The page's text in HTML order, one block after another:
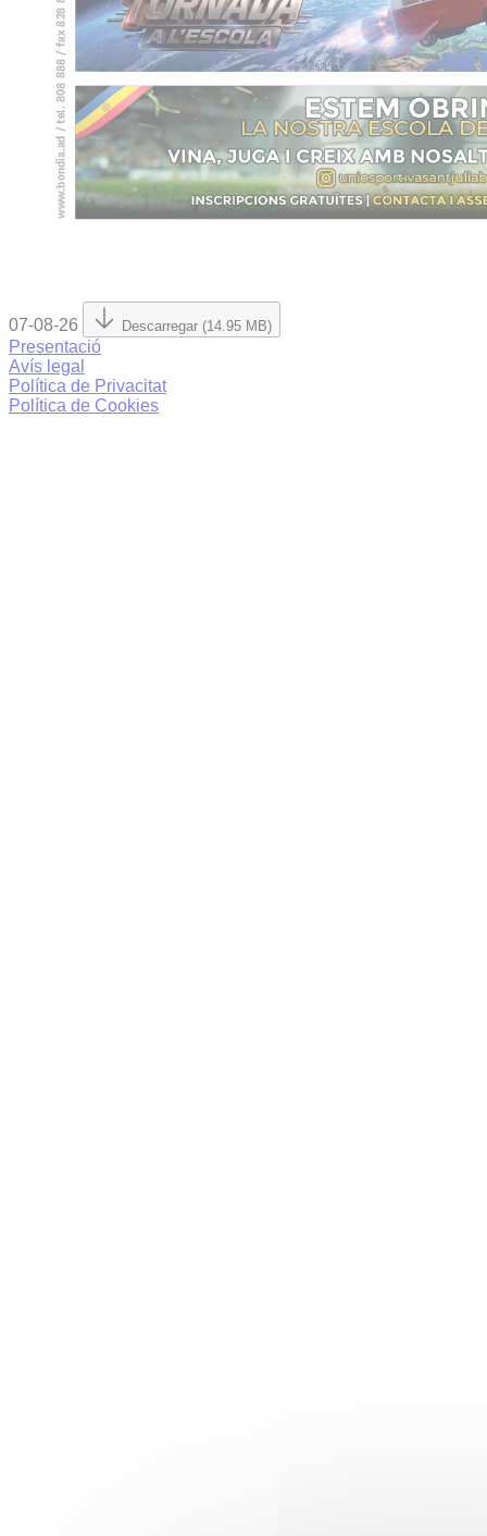
07-08-26 Descarregar (14.95 MB)
Presentació
Avís legal
Política de Privacitat
Política de Cookies